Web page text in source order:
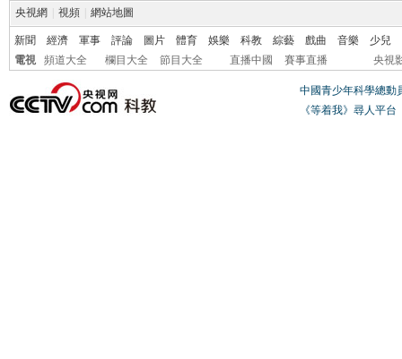
央視網 視頻 網站地圖
新聞 經濟 軍事 評論 圖片 體育 娛樂 科教 綜藝 戲曲 音樂
少兒
電視
頻道大全 欄目大全 節目大全 直播中國 賽事直播 央視
中國青少年科學總動
《等着我》尋人平台